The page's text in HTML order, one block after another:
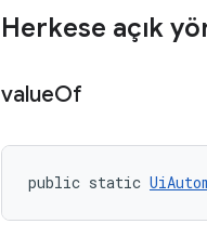
Herkese açık
valueOf
public static